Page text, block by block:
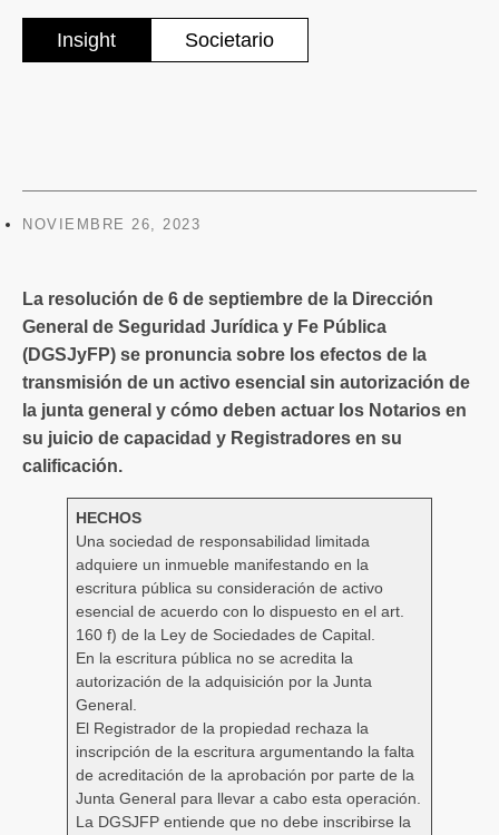
Insight Societario
NOVIEMBRE 26, 2023
La resolución de 6 de septiembre de la Dirección
General de Seguridad Jurídica y Fe Pública
(DGSJyFP) se pronuncia sobre los efectos de la
transmisión de un activo esencial sin autorización de
la junta general y cómo deben actuar los Notarios en
su juicio de capacidad y Registradores en su
calificación.
HECHOS
Una sociedad de responsabilidad limitada
adquiere un inmueble manifestando en la
escritura pública su consideración de activo
esencial de acuerdo con lo dispuesto en el art.
160 f) de la Ley de Sociedades de Capital.
En la escritura pública no se acredita la
autorización de la adquisición por la Junta
General.
El Registrador de la propiedad rechaza la
inscripción de la escritura argumentando la falta
de acreditación de la aprobación por parte de la
Junta General para llevar a cabo esta operación.
La DGSJFP entiende que no debe inscribirse la